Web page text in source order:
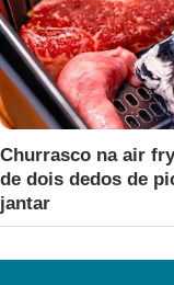
Churrasco na air
de dois dedos de
jantar